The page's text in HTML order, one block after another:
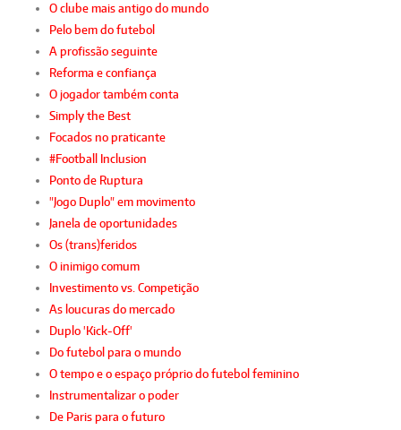
O clube mais antigo do mundo
Pelo bem do futebol
A profissão seguinte
Reforma e confiança
O jogador também conta
Simply the Best
Focados no praticante
#Football Inclusion
Ponto de Ruptura
"Jogo Duplo" em movimento
Janela de oportunidades
Os (trans)feridos
O inimigo comum
Investimento vs. Competição
As loucuras do mercado
Duplo 'Kick-Off'
Do futebol para o mundo
O tempo e o espaço próprio do futebol feminino
Instrumentalizar o poder
De Paris para o futuro